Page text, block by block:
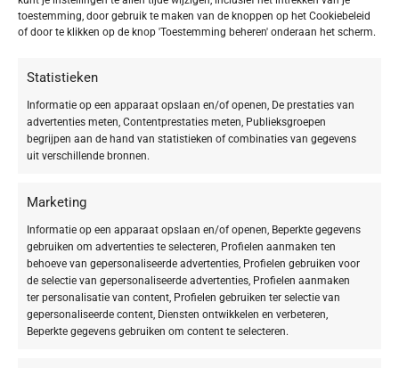
toestemming, door gebruik te maken van de knoppen op het Cookiebeleid
of door te klikken op de knop 'Toestemming beheren' onderaan het scherm.
Statistieken
Informatie op een apparaat opslaan en/of openen, De prestaties van
advertenties meten, Contentprestaties meten, Publieksgroepen
begrijpen aan de hand van statistieken of combinaties van gegevens
uit verschillende bronnen.
Marketing
Informatie op een apparaat opslaan en/of openen, Beperkte gegevens
gebruiken om advertenties te selecteren, Profielen aanmaken ten
behoeve van gepersonaliseerde advertenties, Profielen gebruiken voor
de selectie van gepersonaliseerde advertenties, Profielen aanmaken
ter personalisatie van content, Profielen gebruiken ter selectie van
gepersonaliseerde content, Diensten ontwikkelen en verbeteren,
Beperkte gegevens gebruiken om content te selecteren.
DeDOCTOR BABOR PRO Vitamin B Calming Serum
beschadigde huid
nodig heeft.
Dit serum is gegrond in wetenschappelijke expertise en bevat een
te ondersteunen en het gevoel van droogheid aanzienlijk te verminderen,
voor eenzichtbaar kalme en soepele huid.
Ideaal voor de dagelijkse routine én als intensieve nazorg na
cosmetische behandelingen.
De effectiviteit van dit serum ligt in de krachtige combinatie van B-